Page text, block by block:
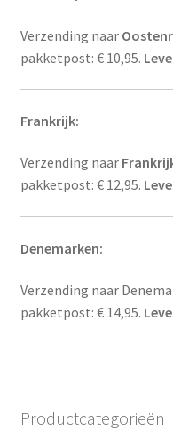
Verzending naar
pakketpost: € 10,95.
Frankrijk:
Verzending naar
pakketpost: € 12,95.
Denemarken:
Verzending naar
pakketpost: € 14,95.
Productcategorieën